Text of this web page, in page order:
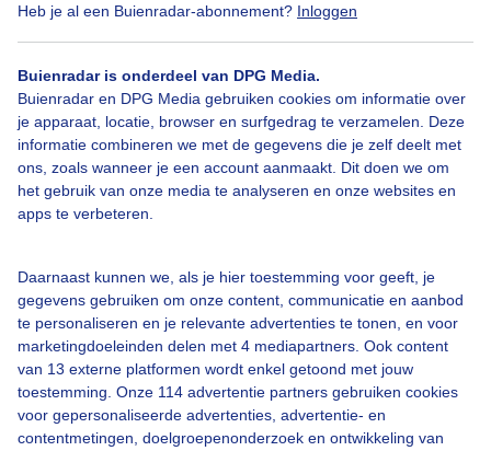
Heb je al een Buienradar-abonnement? Inloggen
Buienradar is onderdeel van DPG Media.
Buienradar en DPG Media gebruiken cookies om informatie over
je apparaat, locatie, browser en surfgedrag te verzamelen. Deze
informatie combineren we met de gegevens die je zelf deelt met
ons, zoals wanneer je een account aanmaakt. Dit doen we om
het gebruik van onze media te analyseren en onze websites en
apps te verbeteren.
Daarnaast kunnen we, als je hier toestemming voor geeft, je
gegevens gebruiken om onze content, communicatie en aanbod
te personaliseren en je relevante advertenties te tonen, en voor
marketingdoeleinden delen met 4 mediapartners. Ook content
van 13 externe platformen wordt enkel getoond met jouw
toestemming. Onze 114 advertentie partners gebruiken cookies
voor gepersonaliseerde advertenties, advertentie- en
contentmetingen, doelgroepenonderzoek en ontwikkeling van
Fraaie Kleuren In Wolken Zonsondergang
Bekijk slideshow
Over Buienradar